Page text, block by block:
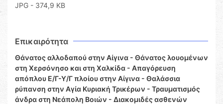
JPG - 374,9 KB
Επικαιρότητα
Θάνατος αλλοδαπού στην Αίγινα - Θάνατος λουομένων
στη Χερσόνησο και στη Χαλκίδα - Απαγόρευση
απόπλου Ε/Γ-Υ/Γ πλοίου στην Αίγινα - Θαλάσσια
ρύπανση στην Αγία Κυριακή Τρικέρων - Τραυματισμός
άνδρα στη Νεάπολη Βοιών - Διακομιδές ασθενών